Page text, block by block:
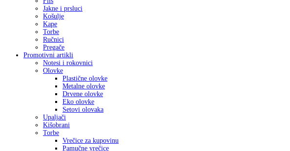
Jakne i prsluci
Košulje
Kape
Torbe
Ručnici
Pregače
Promotivni artikli
Notesi i rokovnici
Olovke
Plastične olovke
Metalne olovke
Drvene olovke
Eko olovke
Setovi olovaka
Upaljači
Kišobrani
Torbe
Vrečice za kupovinu
Pamučne vrečice